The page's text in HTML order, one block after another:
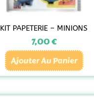
KIT PAPETERIE – MINIONS
7,00€
Ajouter Au Panier